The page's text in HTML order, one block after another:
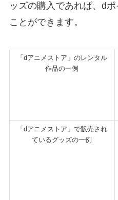
ッズの購入であれば、d
ことができます。
「dアニメストア」のレンタル
作品の一例
「dアニメストア」で販売され
ているグッズの一例